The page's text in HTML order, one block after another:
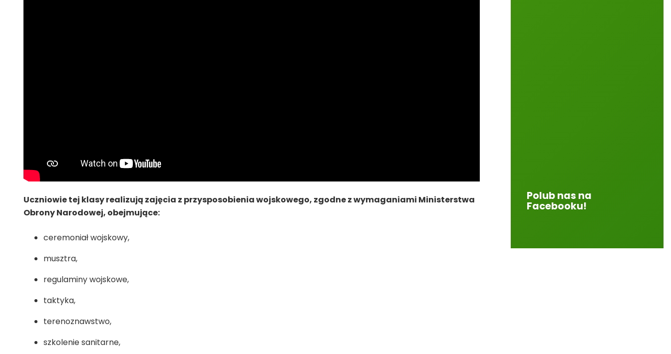
Uczniowie tej klasy realizują zajęcia z przysposobienia wojskowego, zgodne z wymaganiami Ministerstwa
Obrony Narodowej, obejmujące:
ceremoniał wojskowy,
musztra,
regulaminy wojskowe,
taktyka,
terenoznawstwo,
szkolenie sanitarne,
Polub nas na
Facebooku!